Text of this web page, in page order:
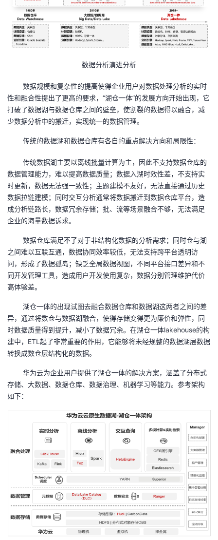
数据分析演进分析
数据规模和复杂性的提高使得企业用户对数据处理分析的实时
性和融合性提出了更高的要求，“湖仓一体”的发展方向开始出现，它
打破了数据湖与数据仓库之间的壁垒，使割裂的数据得以融合，减
少数据分析中的搬迁，实现统一的数据管理。
传统的数据湖和数据仓库有各自的重点解决方向和局限性：
传统数据湖主要以离线批量计算为主，因此不支持数据仓库的
数据管理能力，难以提高数据质量；数据入湖时效性差，不支持实
时更新，数据无法强一致性；主题建模不友好，无法直接通过历史
数据拉链建模；同时交互分析通常将数据搬迁到数据仓库平台，造
成分析链路长，数据冗余存储；批、流等场景融合不够，无法满足
企业的海量数据诉求。
数据仓库满足不了对于非结构化数据的分析需求；同时仓与湖
之间难以互联互通，数据协同效率较低，无法支持跨平台透明访
问，形成了数据孤岛；缺乏全局数据视图，不同平台接口差异和不
同开发管理工具，造成用户开发使用复杂，数据分别管理维护代价
高体验差。
湖仓一体的出现试图去融合数据仓库和数据湖这两者之间的差
异，通过将数仓与数据湖融合，使得存储变得更为廉价和弹性，同
时数据质量得到提升，减小了数据冗余。在湖仓一体lakehouse的构
建中， ETL 起了非常重要的作用，它能够将未经规整的数据湖层数据
转换成数仓层结构化的数据。
华为云为企业用户提供了湖仓一体的解决方案，涵盖了分布式
存储、大数据、数据仓库、数据治理、机器学习等能力。参考架构
如下：